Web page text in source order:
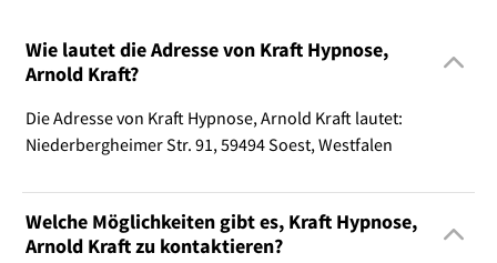
Wie lautet die Adresse von Kraft Hypnose,
Arnold Kraft?
Die Adresse von Kraft Hypnose, Arnold Kraft lautet:
Niederbergheimer Str. 91, 59494 Soest, Westfalen
Welche Möglichkeiten gibt es, Kraft Hypnose,
Arnold Kraft zu kontaktieren?